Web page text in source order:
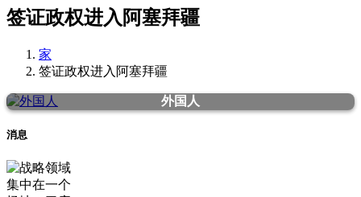
签证政权进入阿塞拜疆
家
签证政权进入阿塞拜疆
外国人
消息